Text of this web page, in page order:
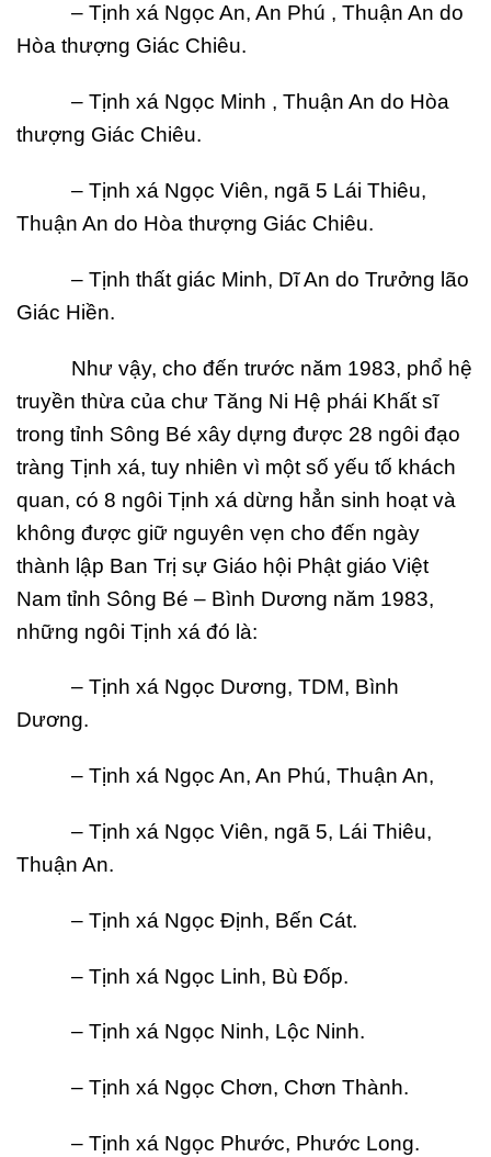
– Tịnh xá Ngọc An, An Phú , Thuận An do
Hòa thượng Giác Chiêu.
– Tịnh xá Ngọc Minh , Thuận An do Hòa
thượng Giác Chiêu.
– Tịnh xá Ngọc Viên, ngã 5 Lái Thiêu,
Thuận An do Hòa thượng Giác Chiêu.
– Tịnh thất giác Minh, Dĩ An do Trưởng lão
Giác Hiền.
Như vậy, cho đến trước năm 1983, phổ hệ
truyền thừa của chư Tăng Ni Hệ phái Khất sĩ
trong tỉnh Sông Bé xây dựng được 28 ngôi đạo
tràng Tịnh xá, tuy nhiên vì một số yếu tố khách
quan, có 8 ngôi Tịnh xá dừng hẳn sinh hoạt và
không được giữ nguyên vẹn cho đến ngày
thành lập Ban Trị sự Giáo hội Phật giáo Việt
Nam tỉnh Sông Bé – Bình Dương năm 1983,
những ngôi Tịnh xá đó là:
– Tịnh xá Ngọc Dương, TDM, Bình
Dương.
– Tịnh xá Ngọc An, An Phú, Thuận An,
– Tịnh xá Ngọc Viên, ngã 5, Lái Thiêu,
Thuận An.
– Tịnh xá Ngọc Định, Bến Cát.
– Tịnh xá Ngọc Linh, Bù Đốp.
– Tịnh xá Ngọc Ninh, Lộc Ninh.
– Tịnh xá Ngọc Chơn, Chơn Thành.
– Tịnh xá Ngọc Phước, Phước Long.